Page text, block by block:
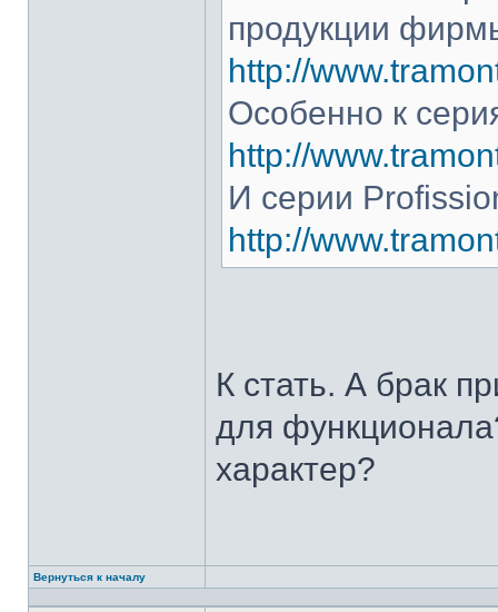
продукции
http://
Особенно к
http://
И серии
http://
К стать. А брак
для
характер?
Вернуться к началу